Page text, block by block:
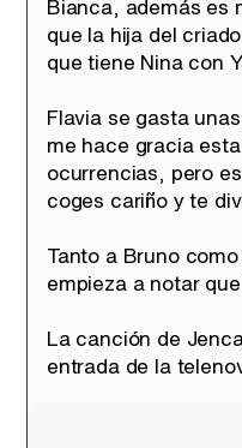
Bianca, además es
que la hija del
que tiene Nina con
Flavia se gasta
me hace gracia
ocurrencias, pero
coges cariño y te
Tanto a Bruno
empieza a notar
La canción de
entrada de la